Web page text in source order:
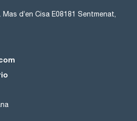
d’en Cisa E08181 Sentmenat,